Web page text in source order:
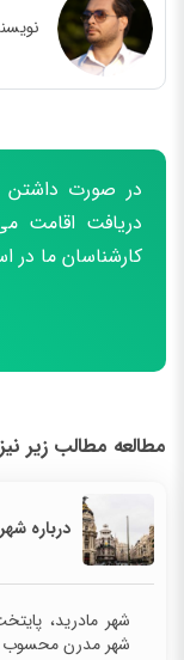
در صورت داشتن
دریافت اقامت
کارشناسان ما
مطالعه مطالب زیر
درباره
شهر مادرید،
شهر مدرن محسوب